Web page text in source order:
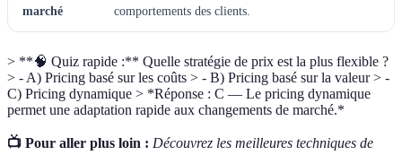
marché
comportements des clients.
> **🧠 Quiz rapide :** Quelle stratégie de prix est la plus flexible ?
> - A) Pricing basé sur les coûts > - B) Pricing basé sur la valeur > -
C) Pricing dynamique > *Réponse : C — Le pricing dynamique
permet une adaptation rapide aux changements de marché.*
📺 Pour aller plus loin : Découvrez les meilleures techniques de